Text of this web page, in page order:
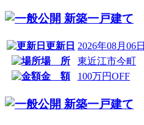
新築一戸建て
更新日 2026年08月06日
場 所
東近江市今町
金 額
100万円OFF
新築一戸建て